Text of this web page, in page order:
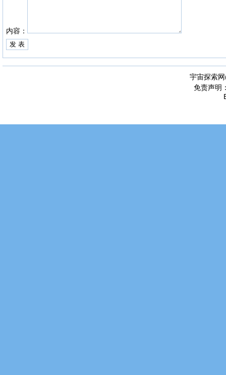
内容：
宇宙探索
免责声明